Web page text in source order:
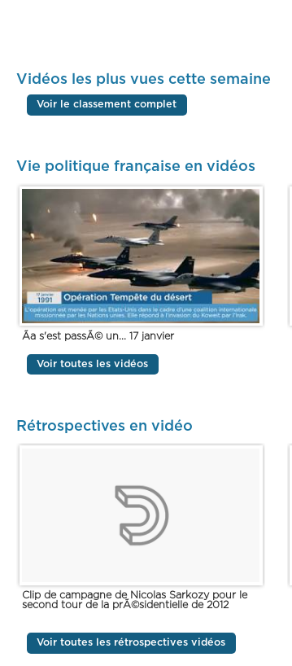
Vidéos les plus vues cette semaine
Voir le classement complet
Vie politique française en vidéos
Ãa s'est passÃ© un... 17 janvier
Voir toutes les vidéos
Rétrospectives en vidéo
Clip de campagne de Nicolas Sarkozy pour le
second tour de la prÃ©sidentielle de 2012
Voir toutes les rétrospectives vidéos